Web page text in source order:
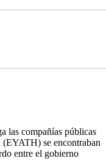
las compañías públicas
se encontraban
entre el gobierno